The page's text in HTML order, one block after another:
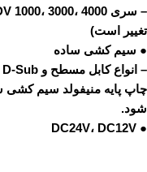
تغییر است)
● سیم کشی ساده
چاپ پایه منیفولد سیم کشی
شود.
● DC24V، DC12V